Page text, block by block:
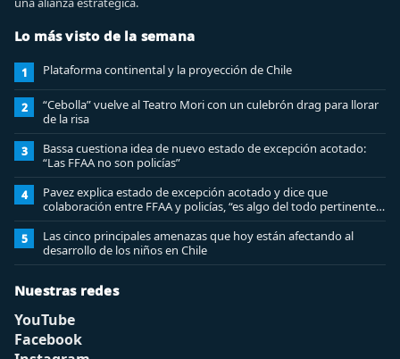
Lo más visto de la semana
1 Plataforma continental y la proyección de Chile
2
“Cebolla” vuelve al Teatro Mori con un culebrón drag para llorar
de la risa
3
Bassa cuestiona idea de nuevo estado de excepción acotado:
“Las FFAA no son policías”
4
Pavez explica estado de excepción acotado y dice que
colaboración entre FFAA y policías, “es algo del todo pertinente
analizar”
5
Las cinco principales amenazas que hoy están afectando al
desarrollo de los niños en Chile
Nuestras redes
YouTube
Facebook